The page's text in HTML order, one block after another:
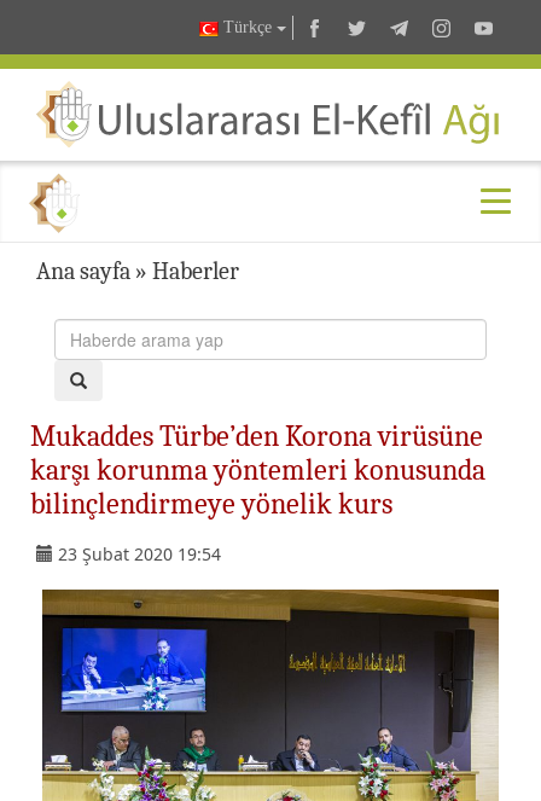
Türkçe
Ana sayfa » Haberler
Mukaddes Türbe’den Korona virüsüne
karşı korunma yöntemleri konusunda
bilinçlendirmeye yönelik kurs
23 Şubat 2020 19:54